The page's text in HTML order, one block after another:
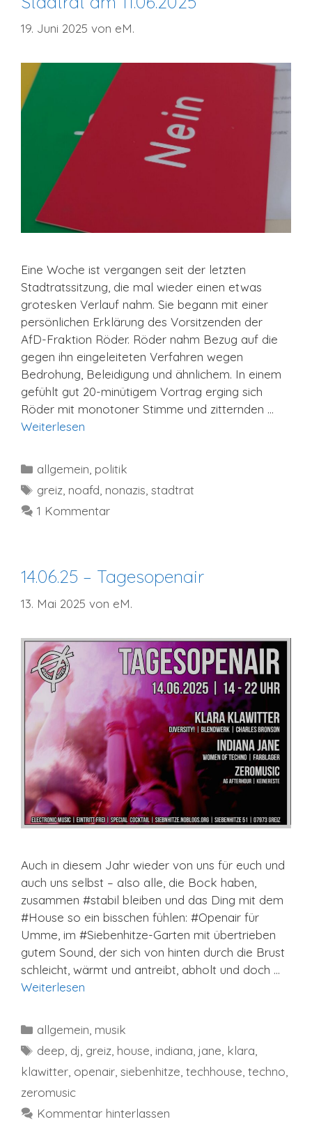
19. Juni 2025 von eM.
Eine Woche ist vergangen seit der letzten
Stadtratssitzung, die mal wieder einen etwas
grotesken Verlauf nahm. Sie begann mit einer
persönlichen Erklärung des Vorsitzenden der
AfD-Fraktion Röder. Röder nahm Bezug auf die
gegen ihn eingeleiteten Verfahren wegen
Bedrohung, Beleidigung und ähnlichem. In einem
gefühlt gut 20-minütigem Vortrag erging sich
Röder mit monotoner Stimme und zitternden …
Weiterlesen
Kategorien
allgemein politik
Schlagwörter
greiz noafd nonazis ,stadtrat
1 Kommentar
14.06.25 – Tagesopenair
13. Mai 2025 von eM.
Auch in diesem Jahr wieder von uns für euch und
auch uns selbst – also alle, die Bock haben,
zusammen #stabil bleiben und das Ding mit dem
#House so ein bisschen fühlen: #Openair für
Umme, im #Siebenhitze-Garten mit übertrieben
gutem Sound, der sich von hinten durch die Brust
schleicht, wärmt und antreibt, abholt und doch …
Weiterlesen
Kategorien
allgemein, musik
Schlagwörter
deep, dj, greiz, house, indiana, jane, klara,
klawitter, openair, siebenhitze, techhouse, techno,
zeromusic
Kommentar hinterlassen